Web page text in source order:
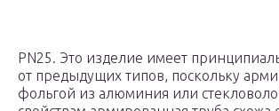
PN25. Это изделие имеет
от предыдущих типов, поскольку
фольгой из алюминия или